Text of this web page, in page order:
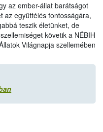
az ember-állat barátságot
az együttélés fontosságára,
teszik életünket, de
követik a NÉBIH
Világnapja szellemében